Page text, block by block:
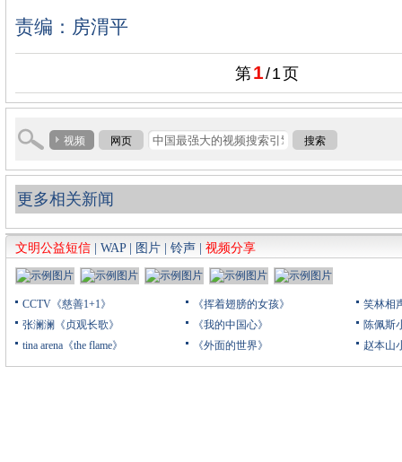
责编：房渭平
第1/1页
视频 网页 搜索
更多相关新闻
文明公益短信 WAP| 图片 铃声 视频分享
CCTV《慈善1+1》
张澜澜《贞观长歌》
tina arena《the flame》
《挥着翅膀的女孩》
《我的中国心》
《外面的世界》
笑林相
陈佩斯
赵本山